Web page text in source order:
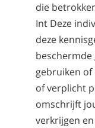
die
Int Deze
deze
beschermde
gebruiken of
of verplicht
omschrijft
verkrijgen